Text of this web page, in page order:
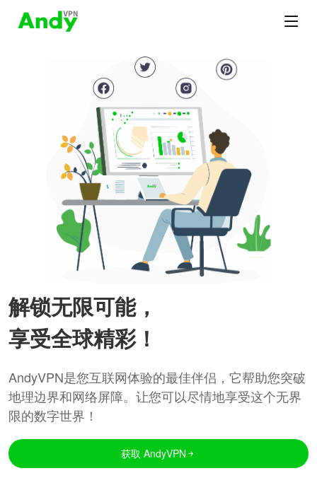
解锁无限可能，
享受全球精彩！
AndyVPN是您互联网体验的最佳伴侣，它帮助您突破
地理边界和网络屏障。让您可以尽情地享受这个无界
限的数字世界！
获取 AndyVPN